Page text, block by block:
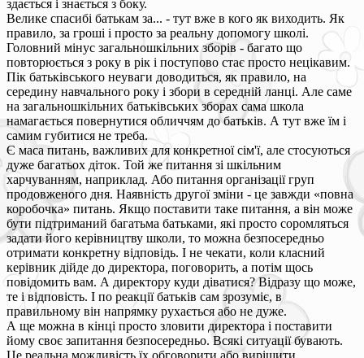
здається і знається з боку.
Велике спасибі батькам за... - тут вже в кого як виходить. Як
правило, за гроші і просто за реальну допомогу школі.
Головний мінус загальношкільних зборів - багато що
повторюється з року в рік і поступово стає просто нецікавим.
Пік батьківського неуваги доводиться, як правило, на
середину навчального року і збори в середній ланці. Але саме
на загальношкільних батьківських зборах сама школа
намагається повернутися обличчям до батьків. А тут вже їм і
самим губитися не треба.
Є маса питань, важливих для конкретної сім'ї, але стосуються
дуже багатьох діток. Той же питання зі шкільним
харчуванням, наприклад. Або питання організації груп
продовженого дня. Наявність другої зміни - це завжди «повна
коробочка» питань. Якщо поставити таке питання, а він може
бути підтриманий багатьма батьками, які просто соромляться
задати його керівництву школи, то можна безпосередньо
отримати конкретну відповідь. І не чекати, коли класний
керівник дійде до директора, поговорить, а потім щось
повідомить вам. А директору куди діватися? Відразу що може,
те і відповість. І по реакції батьків сам зрозуміє, в
правильному він напрямку рухається або не дуже.
А ще можна в кінці просто зловити директора і поставити
йому своє запитання безпосередньо. Всякі ситуації бувають.
Це реальна можливість їх обговорити або вирішити.